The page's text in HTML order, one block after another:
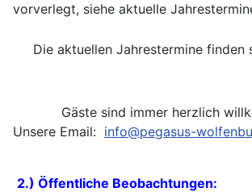
vorverlegt, siehe aktuelle
Die aktuellen Jahrestermine finden
Gäste sind immer herzlich
Unsere Email: info@pegasus-
2.) Öffentliche Beobachtungen: